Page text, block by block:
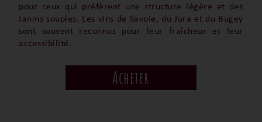
pour ceux qui préfèrent une structure légère et des
tanins souples. Les vins de Savoie, du Jura et du Bugey
sont souvent reconnus pour leur fraîcheur et leur
accessibilité.
Acheter